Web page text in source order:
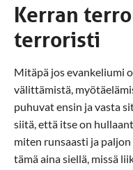
Kerran
terroristi
Mitäpä jos evankeliumi
välittämistä,
puhuvat ensin ja vasta
siitä, että itse on
miten runsaasti ja
tämä aina siellä, missä